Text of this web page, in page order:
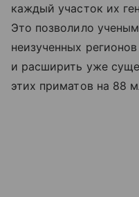
каждый участок их
Это позволило
неизученных
и расширить уже
этих приматов на 88